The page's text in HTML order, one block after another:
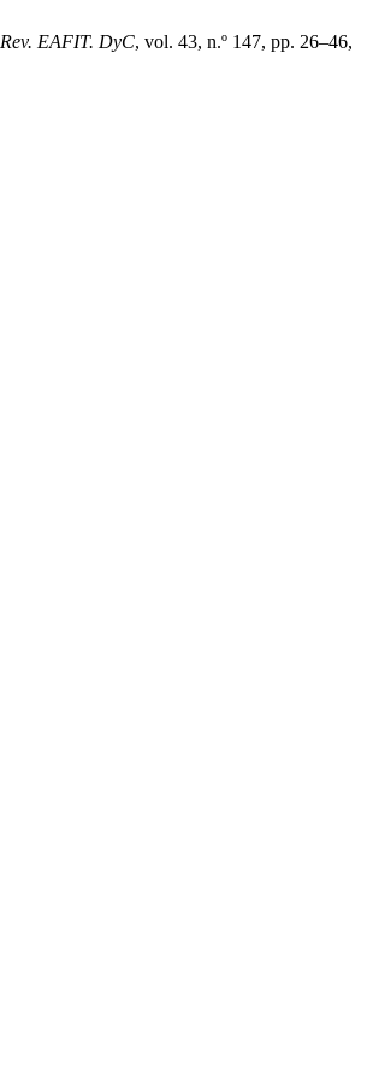
Rev. EAFIT. DyC, vol. 43, n.º 147, pp. 26–46,